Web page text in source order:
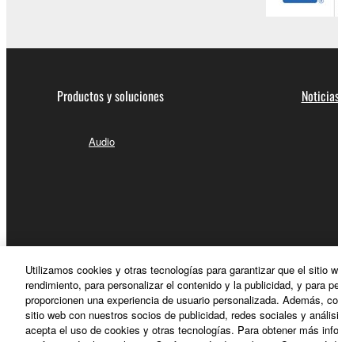
Productos y soluciones
Audio
Utilizamos cookies y otras tecnologías para garantizar que el sitio
rendimiento, para personalizar el contenido y la publicidad, y para
proporcionen una experiencia de usuario personalizada. Además,
sitio web con nuestros socios de publicidad, redes sociales y
acepta el uso de cookies y otras tecnologías. Para obtener más